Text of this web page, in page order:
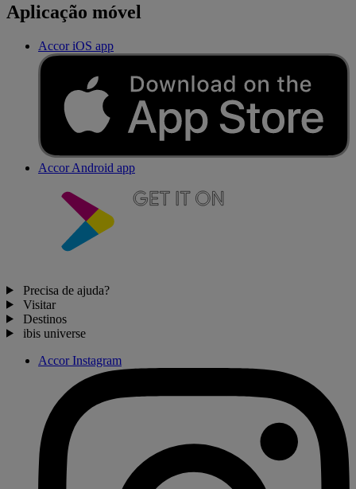
Aplicação móvel
Accor iOS app
Accor Android app
Precisa de ajuda?
Visitar
Destinos
ibis universe
Accor Instagram